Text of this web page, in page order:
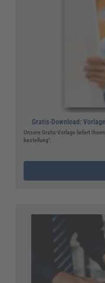
Gratis-Download:
Unsere Gratis-Vorlage liefert
bestellung“.